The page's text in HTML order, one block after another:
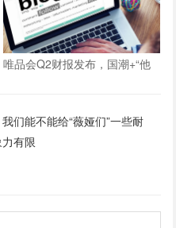
唯品会Q2财报发布，国潮+“他
们能不能给“薇娅们”一些耐
有限